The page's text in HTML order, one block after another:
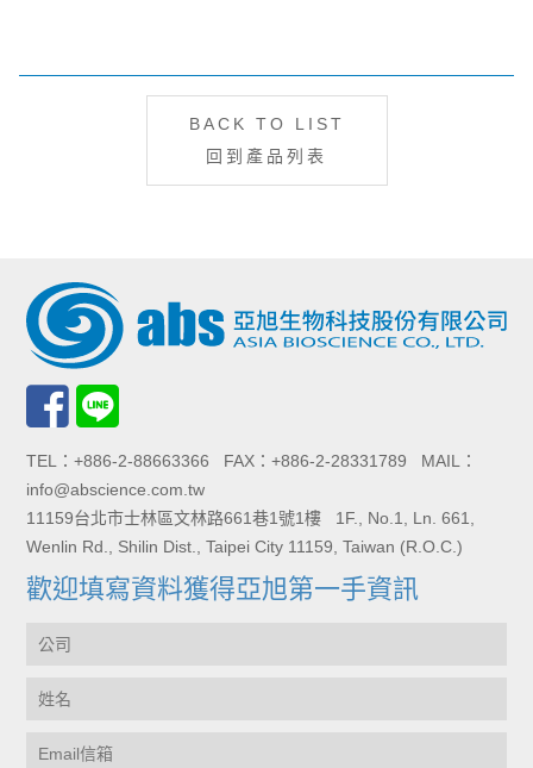
BACK TO LIST
回到產品列表
TEL：+886-2-88663366 FAX：+886-2-28331789 MAIL：
info@abscience.com.tw
11159台北市士林區文林路661巷1號1樓 1F., No.1, Ln. 661,
Wenlin Rd., Shilin Dist., Taipei City 11159, Taiwan (R.O.C.)
歡迎填寫資料獲得亞旭第一手資訊